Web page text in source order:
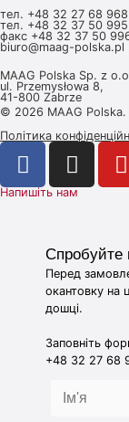
тел. +48 32 27 68 968
тел. +48 32 37 50 995
факс +48 32 37 50
biuro@maag-polska.pl
MAAG Polska Sp. z
ul. Przemysłowa 8,
41-800 Zabrze
© 2026 MAAG Polska.
Політика
Напишіть нам
Спробуйте
Перед
окантовку на
дошці.
Заповніть
+48 32 27 68